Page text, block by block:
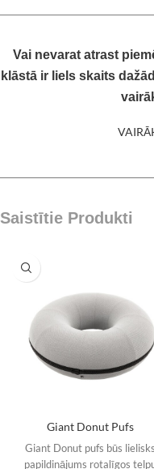
Vai nevarat atrast
klāstā ir liels skaits
Saistītie Produkti
Giant Donut Pufs
Giant Donut pufs būs lielisks
papildinājums rotaļīgos